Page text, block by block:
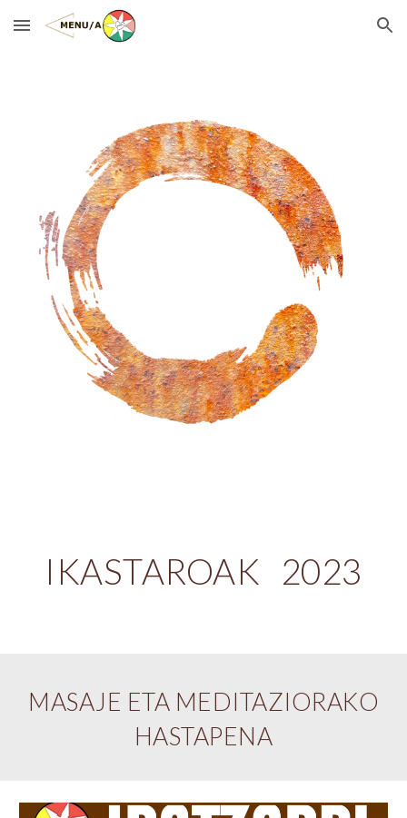
Skip to main content Skip to navigation
IKASTAROAK 2023
MASAJE ETA MEDITAZIORAKO
HASTAPENA